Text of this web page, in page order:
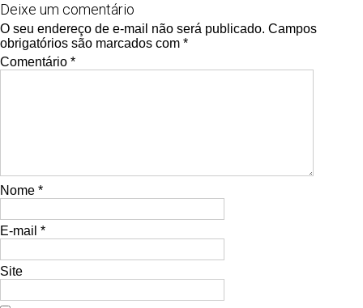
Deixe um comentário
O seu endereço de e-mail não será publicado. Campos
obrigatórios são marcados com *
Comentário *
Nome *
E-mail *
Site